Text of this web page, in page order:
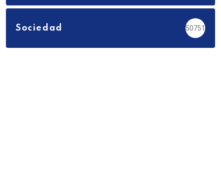
Sociedad 50751